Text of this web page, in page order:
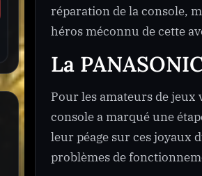
réparation de la console,
héros méconnu de cette
La
Pour les amateurs de jeux
console a marqué une
leur péage sur ces joyaux
problèmes de